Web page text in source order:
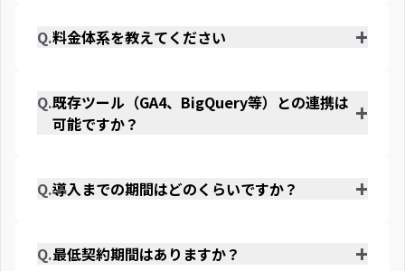
制御により、安心してご利用いただけます。
Q.料金体系を教えてください +
す。
Q.既存ツール（GA4、BigQuery等）との連携は
可能ですか？
+
能です。横断したデータ取得・分析を実現します。
Q.導入までの期間はどのくらいですか？ +
す。
Q.最低契約期間はありますか？ +